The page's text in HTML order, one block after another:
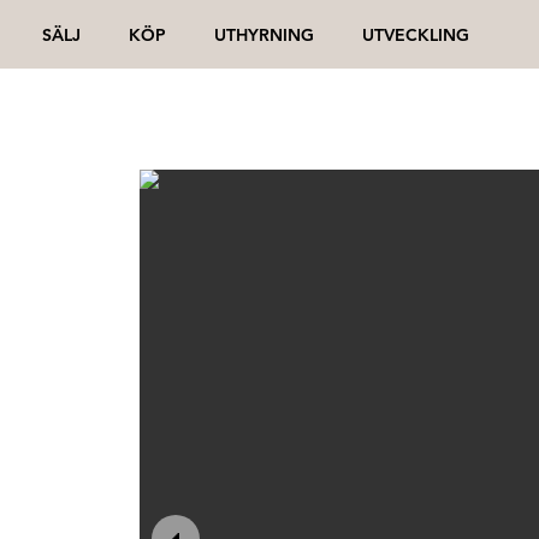
SÄLJ KÖP UTHYRNING UTVECKLING